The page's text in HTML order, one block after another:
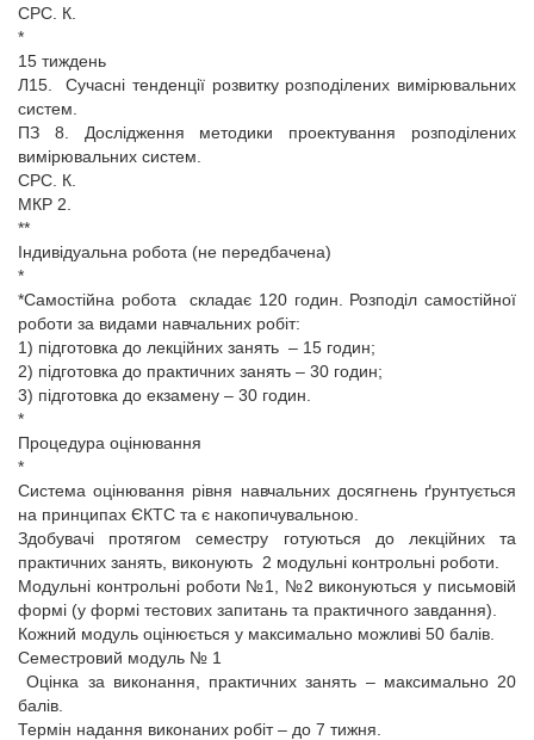
СРС. К.
*
15 тиждень
Л15. Сучасні тенденції розвитку розподілених вимірювальних
систем.
ПЗ 8. Дослідження методики проектування розподілених
вимірювальних систем.
СРС. К.
МКР 2.
**
Індивідуальна робота (не передбачена)
*
*Самостійна робота складає 120 годин. Розподіл самостійної
роботи за видами навчальних робіт:
1) підготовка до лекційних занять – 15 годин;
2) підготовка до практичних занять – 30 годин;
3) підготовка до екзамену – 30 годин.
*
Процедура оцінювання
*
Система оцінювання рівня навчальних досягнень ґрунтується
на принципах ЄКТС та є накопичувальною.
Здобувачі протягом семестру готуються до лекційних та
практичних занять, виконують 2 модульні контрольні роботи.
Модульні контрольні роботи №1, №2 виконуються у письмовій
формі (у формі тестових запитань та практичного завдання).
Кожний модуль оцінюється у максимально можливі 50 балів.
Семестровий модуль № 1
Оцінка за виконання, практичних занять – максимально 20
балів.
Термін надання виконаних робіт – до 7 тижня.